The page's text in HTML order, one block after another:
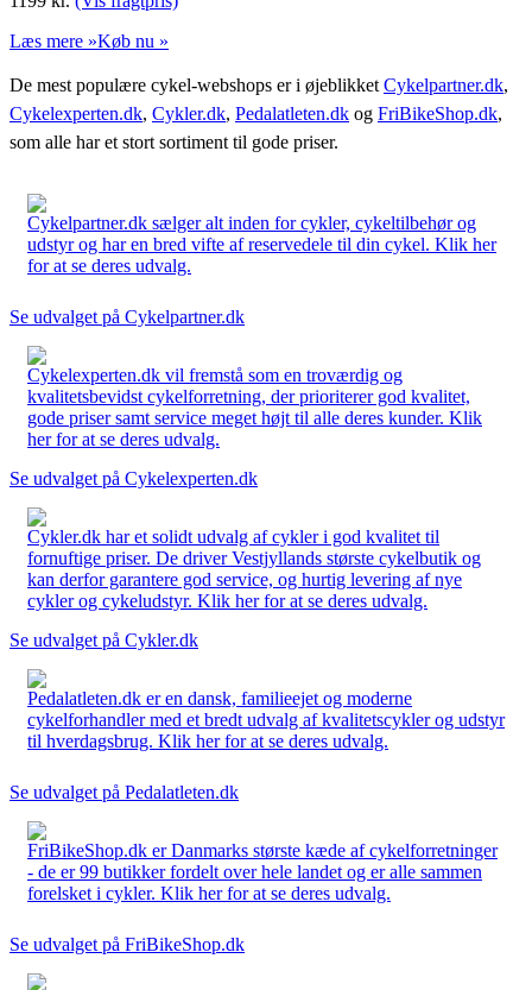
Læs mere »Køb nu »
De mest populære cykel-webshops er i øjeblikket Cykelpartner.dk,
Cykelexperten.dk, Cykler.dk, Pedalatleten.dk og FriBikeShop.dk,
som alle har et stort sortiment til gode priser.
Cykelpartner.dk sælger alt inden for cykler, cykeltilbehør og
udstyr og har en bred vifte af reservedele til din cykel. Klik her
for at se deres udvalg.
Se udvalget på Cykelpartner.dk
Cykelexperten.dk vil fremstå som en troværdig og
kvalitetsbevidst cykelforretning, der prioriterer god kvalitet,
gode priser samt service meget højt til alle deres kunder. Klik
her for at se deres udvalg.
Se udvalget på Cykelexperten.dk
Cykler.dk har et solidt udvalg af cykler i god kvalitet til
fornuftige priser. De driver Vestjyllands største cykelbutik og
kan derfor garantere god service, og hurtig levering af nye
cykler og cykeludstyr. Klik her for at se deres udvalg.
Se udvalget på Cykler.dk
Pedalatleten.dk er en dansk, familieejet og moderne
cykelforhandler med et bredt udvalg af kvalitetscykler og udstyr
til hverdagsbrug. Klik her for at se deres udvalg.
Se udvalget på Pedalatleten.dk
FriBikeShop.dk er Danmarks største kæde af cykelforretninger
- de er 99 butikker fordelt over hele landet og er alle sammen
forelsket i cykler. Klik her for at se deres udvalg.
Se udvalget på FriBikeShop.dk